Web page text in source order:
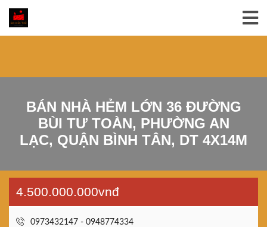
BÁN NHÀ HẺM LỚN 36 ĐƯỜNG
BÙI TƯ TOÀN, PHƯỜNG AN
LẠC, QUẬN BÌNH TÂN, DT 4X14M
4.500.000.000vnđ
0973432147 - 0948774334